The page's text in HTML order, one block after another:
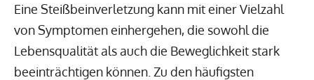
Eine Steißbeinverletzung kann mit einer Vielzahl
von Symptomen einhergehen, die sowohl die
Lebensqualität als auch die Beweglichkeit stark
beeinträchtigen können. Zu den häufigsten